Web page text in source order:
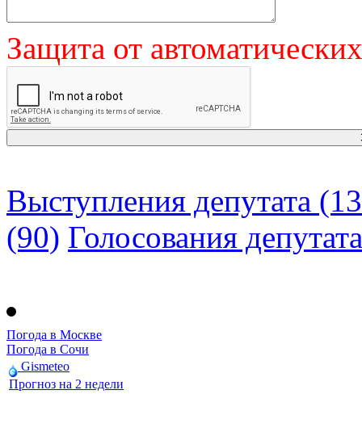
Защита от
Выступления депутата
(90) Голосования депутата
Погода в Москве
Погода в Сочи
Gismeteo
Прогноз на 2 недели